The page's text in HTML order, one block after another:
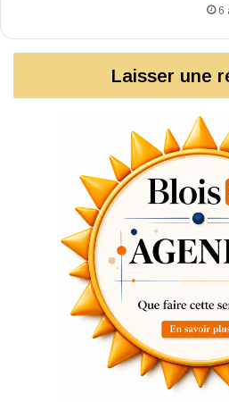
6
Laisser une